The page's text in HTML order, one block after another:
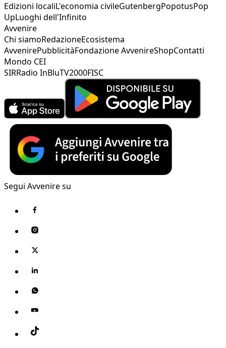
Edizioni localiL'economia civileGutenbergPopotusPop
UpLuoghi dell'Infinito
Avvenire
Chi siamoRedazioneEcosistema
AvvenirePubblicitàFondazione AvvenireShopContatti
Mondo CEI
SIRRadio InBluTV2000FISC
Segui Avvenire su